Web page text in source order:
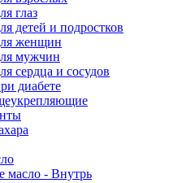
глаз
детей и подростков
женщин
мужчин
сердца и сосудов
диабете
масло - Внутрь